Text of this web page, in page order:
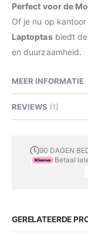
Perfect voor de
Of je nu op
Laptoptasbiedt de
en duurzaamheid.
MEER INFORMATIE
REVIEWS 1
90 DAGEN
Betaal
GERELATEERDE